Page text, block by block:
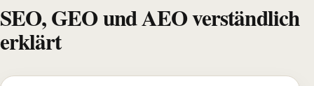
SEO, GEO und AEO verständlich
erklärt